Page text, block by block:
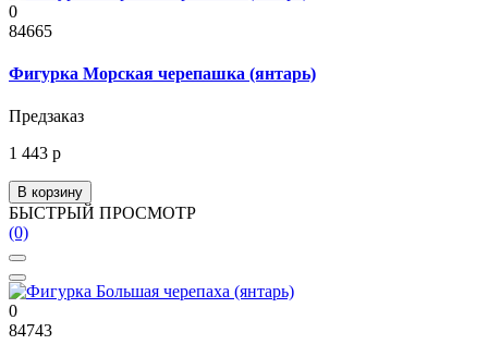
0
84665
Фигурка Морская черепашка (янтарь)
Предзаказ
1 443 р
В корзину
БЫСТРЫЙ ПРОСМОТР
(0)
0
84743